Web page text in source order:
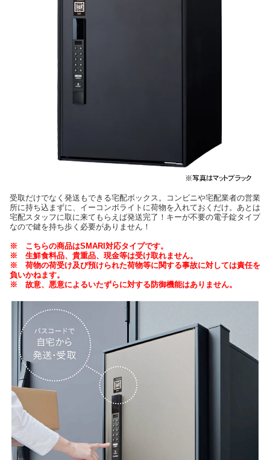
受取だけでなく発送もできる宅配ボックス。コンビニや宅配業者の営業
所に持ち込まずに、イーコンボライトに荷物を入れておくだけ。あとは
宅配スタッフに取に来てもらえば発送完了！キーが不要の電子錠タイプ
なので鍵を持ち歩く必要がありません！
※ こちらの商品はSMARI対応タイプです。
※ 生鮮食料品、貴重品、現金等は受け取れません。
※ 荷物の荷受け及び預けられた荷物等に関する事故に対しては責任を
負いかねます。
※ 故意、悪意によるいたずらに対する防御機能はありません。